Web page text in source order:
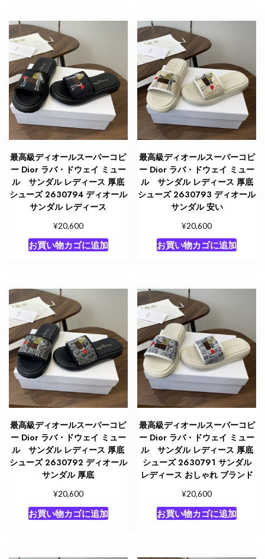
最高級ディオールスーパーコピ
ー Dior ラバ・ドウェイ ミュー
ル サンダル レディース 厚底
シューズ 2630794 ディオール
サンダル レディース
¥20,600
お買い物カゴに追加
最高級ディオールスーパーコピ
ー Dior ラバ・ドウェイ ミュー
ル サンダル レディース 厚底
シューズ 2630793 ディオール
サンダル 安い
¥20,600
お買い物カゴに追加
最高級ディオールスーパーコピ
ー Dior ラバ・ドウェイ ミュー
ル サンダル レディース 厚底
シューズ 2630792 ディオール
サンダル 厚底
¥20,600
お買い物カゴに追加
最高級ディオールスーパーコピ
ー Dior ラバ・ドウェイ ミュー
ル サンダル レディース 厚底
シューズ 2630791 サンダル
レディース おしゃれ ブランド
¥20,600
お買い物カゴに追加